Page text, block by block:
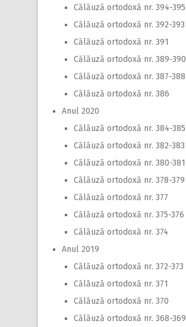
Călăuză ortodoxă nr. 394-395
Călăuză ortodoxă nr. 392-393
Călăuză ortodoxă nr. 391
Călăuză ortodoxă nr. 389-390
Călăuză ortodoxă nr. 387-388
Călăuză ortodoxă nr. 386
Anul 2020
Călăuză ortodoxă nr. 384-385
Călăuză ortodoxă nr. 382-383
Călăuză ortodoxă nr. 380-381
Călăuză ortodoxă nr. 378-379
Călăuză ortodoxă nr. 377
Călăuză ortodoxă nr. 375-376
Călăuză ortodoxă nr. 374
Anul 2019
Călăuză ortodoxă nr. 372-373
Călăuză ortodoxă nr. 371
Călăuză ortodoxă nr. 370
Călăuză ortodoxă nr. 368-369